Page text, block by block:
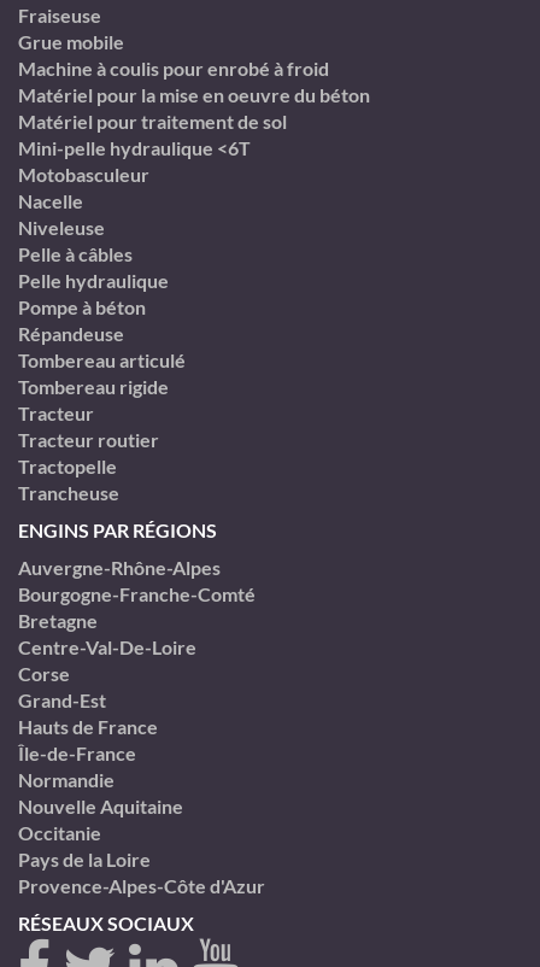
Fraiseuse
Grue mobile
Machine à coulis pour enrobé à froid
Matériel pour la mise en oeuvre du béton
Matériel pour traitement de sol
Mini-pelle hydraulique <6T
Motobasculeur
Nacelle
Niveleuse
Pelle à câbles
Pelle hydraulique
Pompe à béton
Répandeuse
Tombereau articulé
Tombereau rigide
Tracteur
Tracteur routier
Tractopelle
Trancheuse
ENGINS PAR RÉGIONS
Auvergne-Rhône-Alpes
Bourgogne-Franche-Comté
Bretagne
Centre-Val-De-Loire
Corse
Grand-Est
Hauts de France
Île-de-France
Normandie
Nouvelle Aquitaine
Occitanie
Pays de la Loire
Provence-Alpes-Côte d'Azur
RÉSEAUX SOCIAUX